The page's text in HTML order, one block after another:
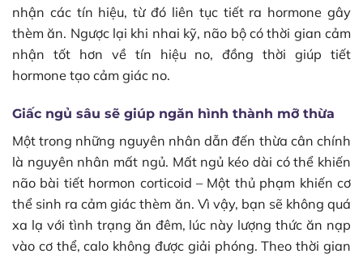
nhận các tín hiệu, từ đó liên tục tiết ra hormone gây
thèm ăn. Ngược lại khi nhai kỹ, não bộ có thời gian cảm
nhận tốt hơn về tín hiệu no, đồng thời giúp tiết
hormone tạo cảm giác no.
Giấc ngủ sâu sẽ giúp ngăn hình thành mỡ thừa
Một trong những nguyên nhân dẫn đến thừa cân chính
là nguyên nhân mất ngủ. Mất ngủ kéo dài có thể khiến
não bài tiết hormon corticoid – Một thủ phạm khiến cơ
thể sinh ra cảm giác thèm ăn. Vì vậy, bạn sẽ không quá
xa lạ với tình trạng ăn đêm, lúc này lượng thức ăn nạp
vào cơ thể, calo không được giải phóng. Theo thời gian